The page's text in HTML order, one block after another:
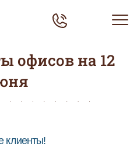
офисов на 12
клиенты!